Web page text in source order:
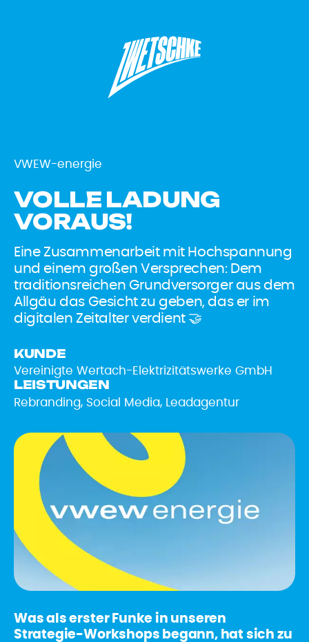
VWEW-energie
VOLLE LADUNG
VORAUS!
Eine Zusammenarbeit mit Hochspannung
und einem großen Versprechen: Dem
traditionsreichen Grundversorger aus dem
Allgäu das Gesicht zu geben, das er im
digitalen Zeitalter verdient 🤝
KUNDE
Vereinigte Wertach-Elektrizitätswerke GmbH
LEISTUNGEN
Rebranding, Social Media, Leadagentur
Was als erster Funke in unseren
Strategie-Workshops begann, hat sich zu